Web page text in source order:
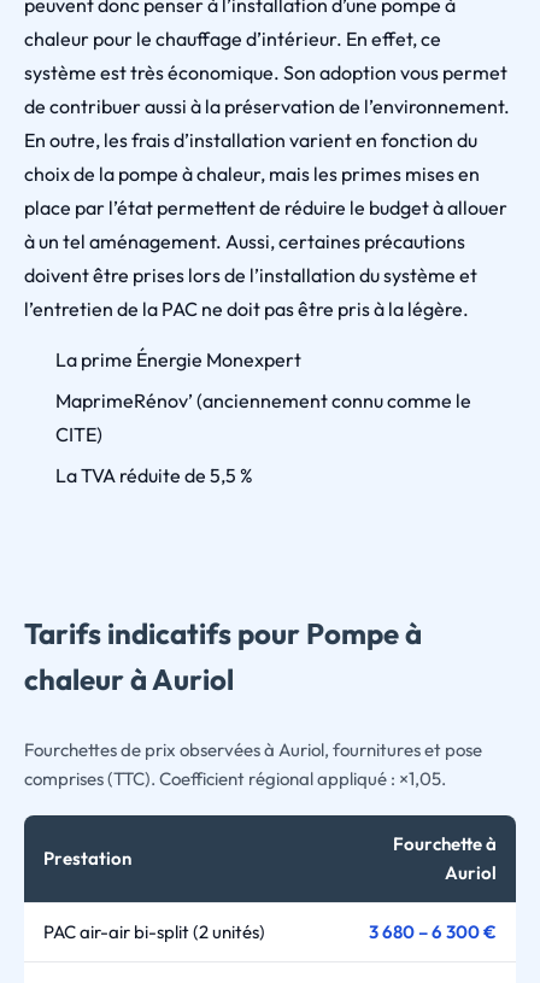
peuvent donc penser à l’installation d’une pompe à
chaleur pour le chauffage d’intérieur. En effet, ce
système est très économique. Son adoption vous permet
de contribuer aussi à la préservation de l’environnement.
En outre, les frais d’installation varient en fonction du
choix de la pompe à chaleur, mais les primes mises en
place par l’état permettent de réduire le budget à allouer
à un tel aménagement. Aussi, certaines précautions
doivent être prises lors de l’installation du système et
l’entretien de la PAC ne doit pas être pris à la légère.
La prime Énergie Monexpert
MaprimeRénov’ (anciennement connu comme le
CITE)
La TVA réduite de 5,5 %
Tarifs indicatifs pour Pompe à
chaleur à Auriol
Fourchettes de prix observées à Auriol, fournitures et pose
comprises (TTC). Coefficient régional appliqué : ×1,05.
Prestation
Fourchette à
Auriol
PAC air-air bi-split (2 unités) 3 680 – 6 300 €